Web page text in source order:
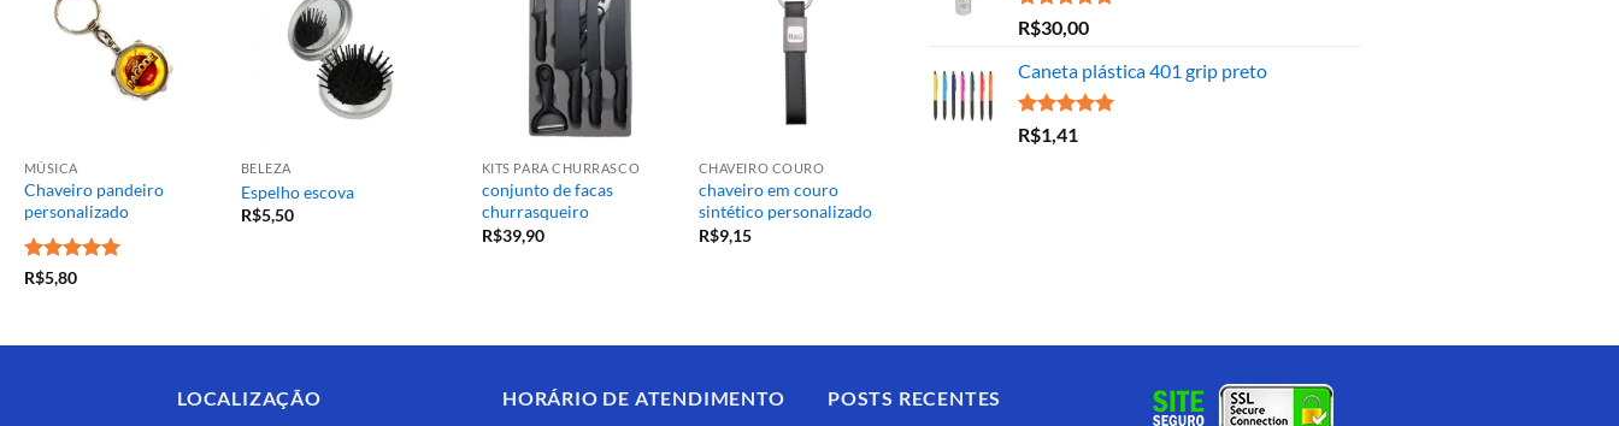
MÚSICA
Chaveiro pandeiro
personalizado
Avaliação
R$5,80
BELEZA
Espelho escova
R$5,50
KITS PARA CHURRASCO
conjunto de facas
churrasqueiro
R$39,90
CHAVEIRO COURO
chaveiro em couro
sintético personalizado
R$9,15
Avaliação
5.00
de 5
R$30,00
Caneta plástica 401 grip preto
Avaliação
5.00 de 5
R$1,41
LOCALIZAÇÃO HORÁRIO DE ATENDIMENTO POSTS RECENTES